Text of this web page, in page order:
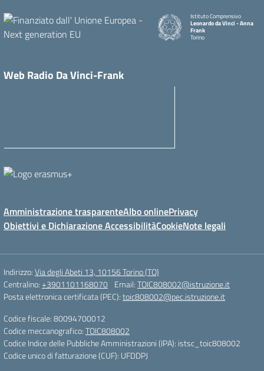
Istituto Comprensivo
Leonardo da Vinci - Anna
Frank
Torino
Web Radio Da Vinci-Frank
Amministrazione trasparenteAlbo onlinePrivacy
Obiettivi e Dichiarazione AccessibilitàCookieNote legali
Indirizzo:Via degli Abeti 13, 10156 Torino (TO)
Centralino:+3901101168070 Email:TOIC808002@istruzione.it
Posta elettronica certificata (PEC):toic808002@pec.istruzione.it
Codice fiscale: 80094700012
Codice meccanografico:TOIC808002
Codice Indice delle Pubbliche Amministrazioni (IPA): istsc_toic808002
Codice unico di fatturazione (CUF): UFDDPJ